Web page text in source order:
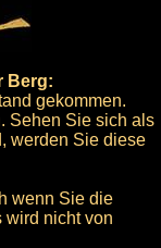
Berg:
gekommen.
Sehen Sie sich als
werden Sie diese
wenn Sie die
wird nicht von